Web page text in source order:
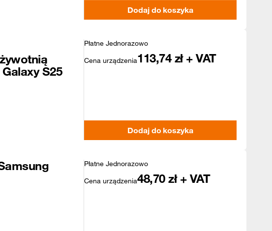
Dodaj do koszyka
S25
Płatne Jednorazowo
Cena urządzenia113,74 zł + VAT
Dodaj do koszyka
Płatne Jednorazowo
Cena urządzenia48,70 zł + VAT